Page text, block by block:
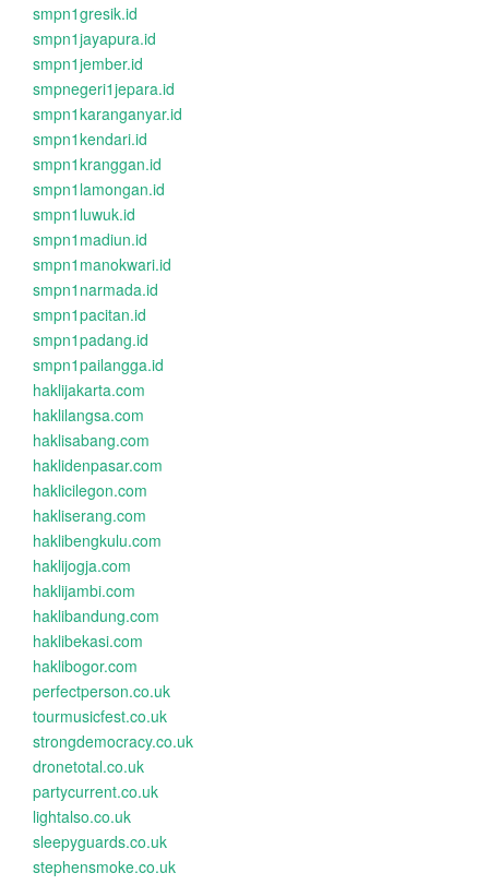
smpn1gresik.id
smpn1jayapura.id
smpn1jember.id
smpnegeri1jepara.id
smpn1karanganyar.id
smpn1kendari.id
smpn1kranggan.id
smpn1lamongan.id
smpn1luwuk.id
smpn1madiun.id
smpn1manokwari.id
smpn1narmada.id
smpn1pacitan.id
smpn1padang.id
smpn1pailangga.id
haklijakarta.com
haklilangsa.com
haklisabang.com
haklidenpasar.com
haklicilegon.com
hakliserang.com
haklibengkulu.com
haklijogja.com
haklijambi.com
haklibandung.com
haklibekasi.com
haklibogor.com
perfectperson.co.uk
tourmusicfest.co.uk
strongdemocracy.co.uk
dronetotal.co.uk
partycurrent.co.uk
lightalso.co.uk
sleepyguards.co.uk
stephensmoke.co.uk